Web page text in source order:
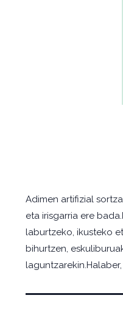
Adimen artifizial
eta irisgarria ere
laburtzeko, ikusteko
bihurtzen,